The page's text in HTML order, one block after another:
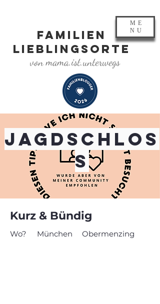
FAMILIEN
LIEBLINGSORTE
von mama.ist.unterwegs
ME
NU
Jagdschlos
s
Kurz & Bündig
Wo? München Obermenzing